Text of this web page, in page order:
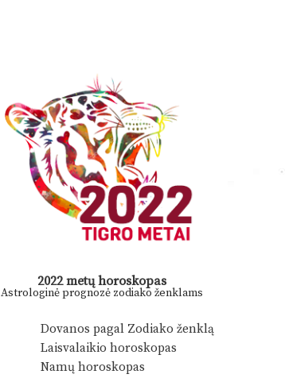
2022 metų horoskopas
Astrologinė prognozė zodiako ženklams
Dovanos pagal Zodiako ženklą
Laisvalaikio horoskopas
Namų horoskopas